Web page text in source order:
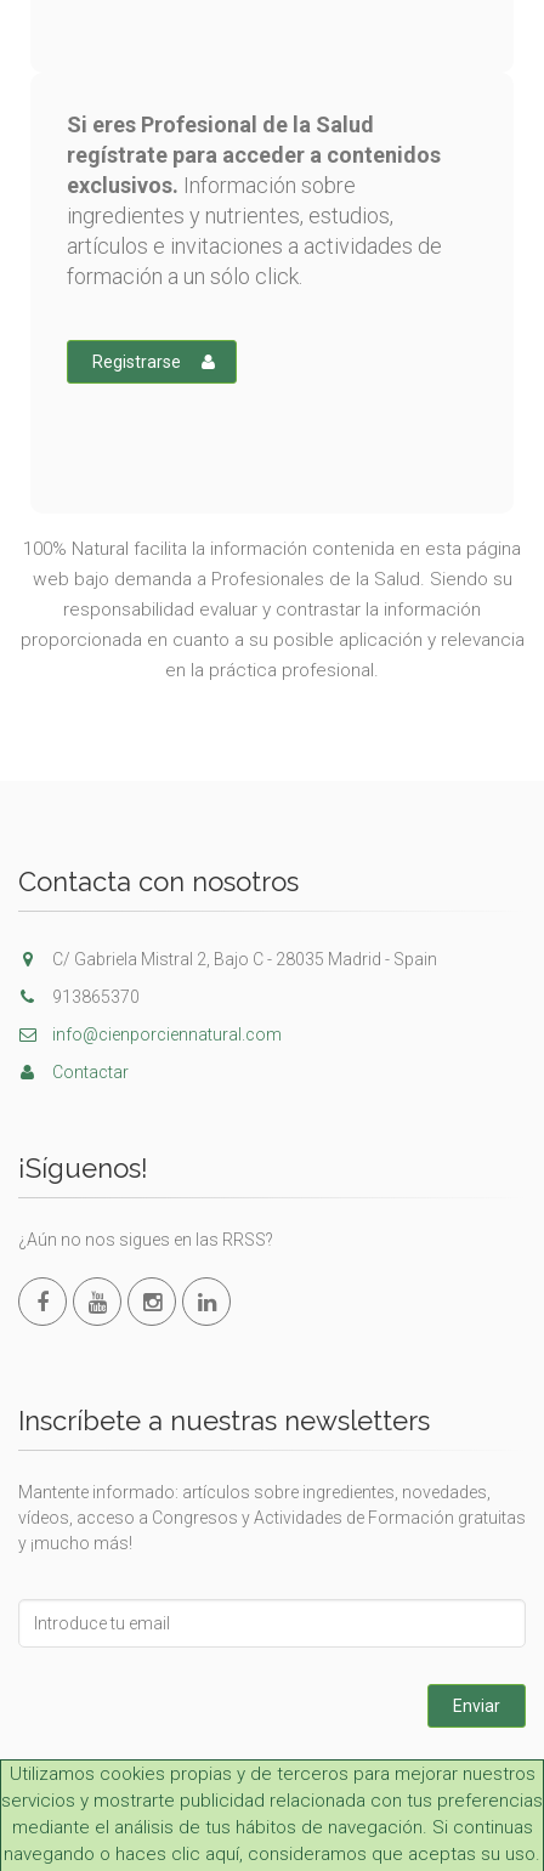
Si eres Profesional de la Salud
regístrate para acceder a contenidos
exclusivos. Información sobre
ingredientes y nutrientes, estudios,
artículos e invitaciones a actividades de
formación a un sólo click.
Registrarse
100% Natural facilita la información contenida en esta página
web bajo demanda a Profesionales de la Salud. Siendo su
responsabilidad evaluar y contrastar la información
proporcionada en cuanto a su posible aplicación y relevancia
en la práctica profesional.
Contacta con nosotros
C/ Gabriela Mistral 2, Bajo C - 28035 Madrid - Spain
913865370
info@cienporciennatural.com
Contactar
¡Síguenos!
¿Aún no nos sigues en las RRSS?
Inscríbete a nuestras newsletters
Mantente informado: artículos sobre ingredientes, novedades,
vídeos, acceso a Congresos y Actividades de Formación gratuitas
y ¡mucho más!
this
field
Enviar
Utilizamos cookies propias y de terceros para mejorar nuestros
servicios y mostrarte publicidad relacionada con tus preferencias
mediante el análisis de tus hábitos de navegación. Si continuas
navegando o haces clic aquí, consideramos que aceptas su uso.